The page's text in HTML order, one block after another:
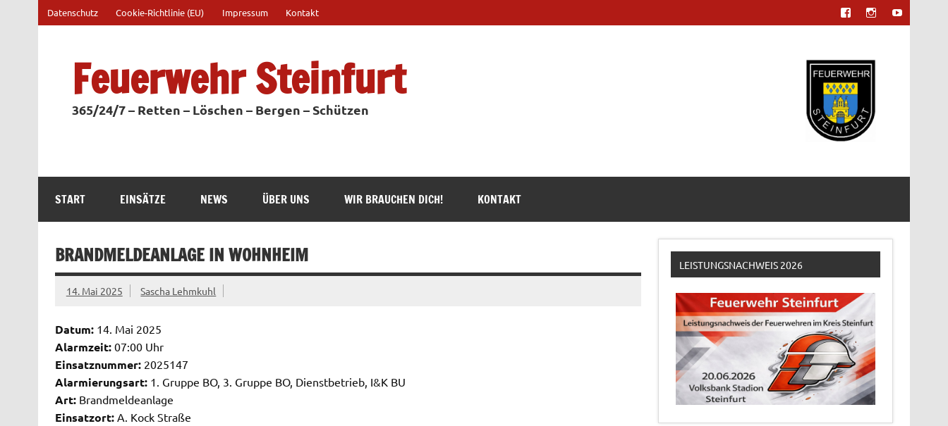
springen
Datenschutz Cookie-Richtlinie (EU) Impressum Kontakt
Feuerwehr Steinfurt
365/24/7 – Retten – Löschen – Bergen – Schützen
START EINSÄTZE NEWS ÜBER UNS WIR BRAUCHEN DICH! KONTAKT
BRANDMELDEANLAGE IN WOHNHEIM
14. Mai 2025 Sascha Lehmkuhl
Datum:14. Mai 2025
Alarmzeit:07:00 Uhr
Einsatznummer:2025147
Alarmierungsart:1. Gruppe BO, 3. Gruppe BO, Dienstbetrieb, I&K BU
Art:Brandmeldeanlage
Einsatzort:A. Kock Straße
LEISTUNGSNACHWEIS 2026